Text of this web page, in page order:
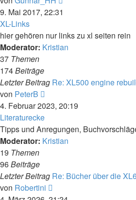
9. Mai 2017, 22:31
XL-Links
hier gehören nur links zu xl seiten rein
Moderator: Kristian
37 Themen
174Beiträge
Letzter Beitrag Re: XL500 engine
von PeterB
Beitrag
4. Februar 2023, 20:19
Literaturecke
Tipps und Anregungen,
Moderator: Kristian
19 Themen
96Beiträge
Letzter Beitrag Re: Bücher über die
von Robertini